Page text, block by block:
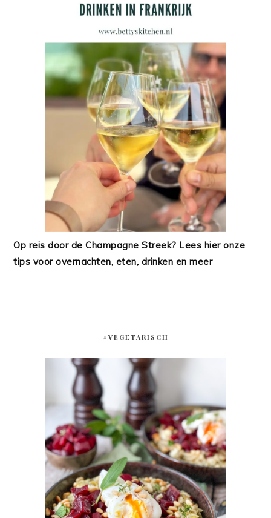
Op reis door de Champagne Streek? Lees hier onze
tips voor overnachten, eten, drinken en meer
#VEGETARISCH